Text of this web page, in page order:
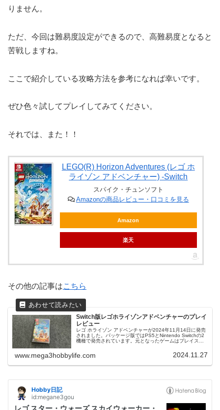
りません。
ただ、今回は難易度設定ができるので、高難易度となると
苦戦しますね。
ここで紹介している攻略方法を参考になれば幸いです。
ぜひ色々試してプレイしてみてください。
それでは、また！！
LEGO(R) Horizon Adventures (レゴ ホ
ライゾン アドベンチャー) -Switch
スパイク・チュンソフト
Amazonの商品レビュー・口コミを見る
Amazon
楽天
その他の記事はこちら
Switch版レゴホライゾンアドベンチャーのプレイ
レビュー
レゴ ホライゾン アドベンチャーが2024年11月14日に発売
されました。パッケージ版ではPS5とNintendo Switchの2
機種で発売されています。元となったゲームはプレイステ
www.mega3hobbylife.com 2024.11.27